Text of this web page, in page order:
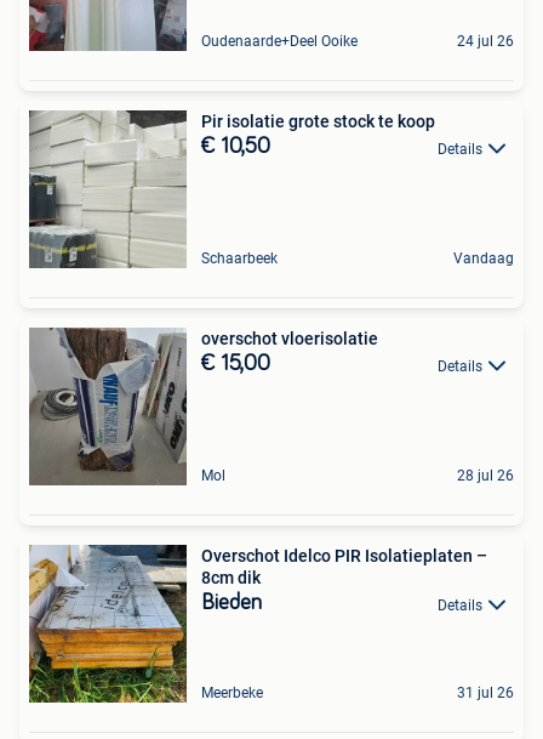
Oudenaarde+Deel Ooike 24 jul 26
Pir isolatie grote stock te koop
€ 10,50 Details
Schaarbeek Vandaag
overschot vloerisolatie
€ 15,00 Details
Mol 28 jul 26
Overschot Idelco PIR Isolatieplaten –
8cm dik
Bieden Details
Meerbeke 31 jul 26